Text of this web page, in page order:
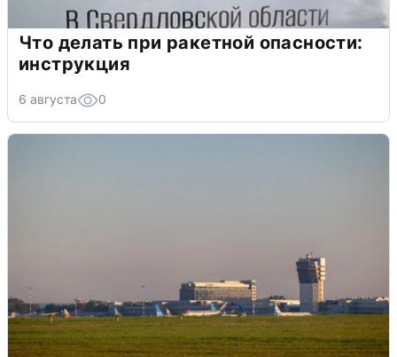
Что делать при ракетной опасности:
инструкция
6 августа 0